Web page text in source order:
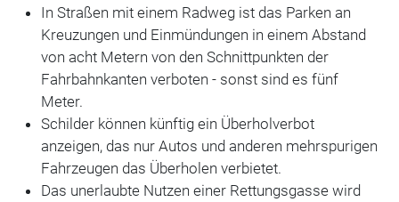
In Straßen mit einem Radweg ist das Parken an
Kreuzungen und Einmündungen in einem Abstand
von acht Metern von den Schnittpunkten der
Fahrbahnkanten verboten - sonst sind es fünf
Meter.
Schilder können künftig ein Überholverbot
anzeigen, das nur Autos und anderen mehrspurigen
Fahrzeugen das Überholen verbietet.
Das unerlaubte Nutzen einer Rettungsgasse wird